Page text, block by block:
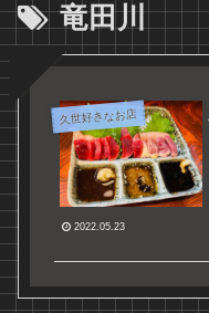
竜田川
久世好きなお店
2022.05.23